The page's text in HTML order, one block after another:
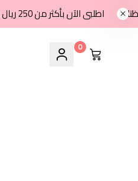
اطلبى الآن بأكثر من 250 ريال واستمتعى بشحن مجاني + كاش باك 8% في محفظتك
0